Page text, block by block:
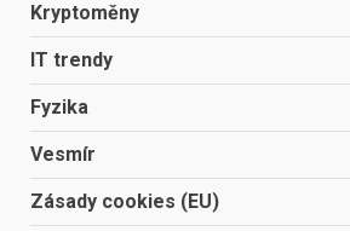
Kryptoměny
IT trendy
Fyzika
Vesmír
Zásady cookies (EU)